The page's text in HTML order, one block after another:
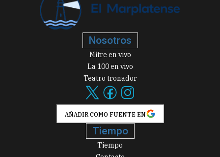
Nosotros
Mitre en vivo
La 100 en vivo
Teatro tronador
AÑADIR COMO FUENTE EN
Tiempo
Tiempo